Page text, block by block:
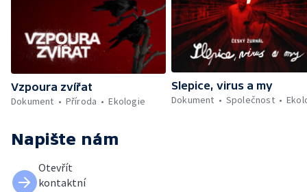
Vzpoura zvířat
Dokument
Příroda Ekologie
Slepice, virus a my
Dokument
Společnost
Napište nám
Otevřít
kontaktní